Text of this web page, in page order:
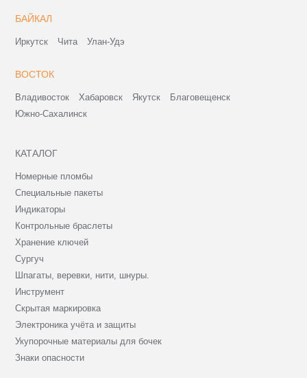
БАЙКАЛ
Иркутск Чита Улан-Удэ
ВОСТОК
Владивосток Хабаровск Якутск
Благовещенск
Южно-Сахалинск
КАТАЛОГ
Номерные пломбы
Специальные пакеты
Индикаторы
Контрольные браслеты
Хранение ключей
Сургуч
Шпагаты, веревки, нити, шнуры.
Инструмент
Скрытая маркировка
Электроника учёта и защиты
Укупорочные материалы для бочек
Знаки опасности